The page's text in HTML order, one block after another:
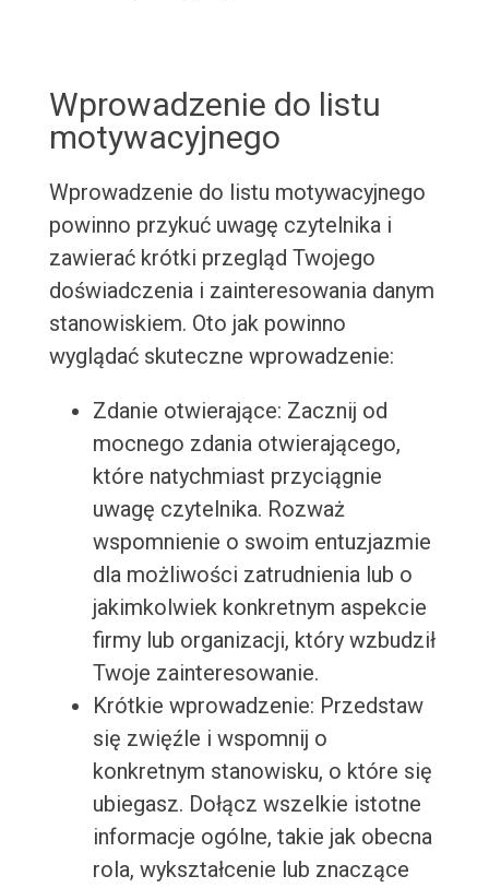
Wprowadzenie do listu
motywacyjnego
Wprowadzenie do listu motywacyjnego
powinno przykuć uwagę czytelnika i
zawierać krótki przegląd Twojego
doświadczenia i zainteresowania danym
stanowiskiem. Oto jak powinno
wyglądać skuteczne wprowadzenie:
Zdanie otwierające: Zacznij od
mocnego zdania otwierającego,
które natychmiast przyciągnie
uwagę czytelnika. Rozważ
wspomnienie o swoim entuzjazmie
dla możliwości zatrudnienia lub o
jakimkolwiek konkretnym aspekcie
firmy lub organizacji, który wzbudził
Twoje zainteresowanie.
Krótkie wprowadzenie: Przedstaw
się zwięźle i wspomnij o
konkretnym stanowisku, o które się
ubiegasz. Dołącz wszelkie istotne
informacje ogólne, takie jak obecna
rola, wykształcenie lub znaczące